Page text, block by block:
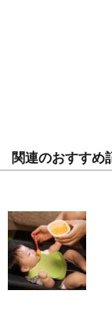
関連のおすすめ